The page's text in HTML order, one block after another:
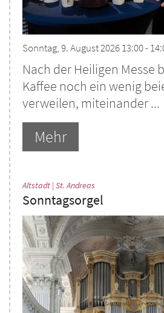
Sonntag, 9. August 2026 13:00 -
Nach der Heiligen Messe
Kaffee noch ein wenig
verweilen, miteinander ...
Mehr
Altstadt | St. Andreas
Sonntagsorgel